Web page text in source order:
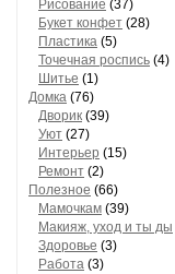
Рисование (37)
Букет конфет (28)
Пластика (5)
Точечная роспись (4)
Шитье (1)
Домка (76)
Дворик (39)
Уют (27)
Интерьер (15)
Ремонт (2)
Полезное (66)
Мамочкам (39)
Макияж, уход и ты ды
Здоровье (3)
Работа (3)